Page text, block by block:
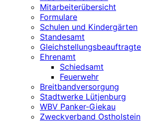
Mitarbeiterübersicht
Formulare
Schulen und Kindergärten
Standesamt
Gleichstellungsbeauftragte
Ehrenamt
Schiedsamt
Feuerwehr
Breitbandversorgung
Stadtwerke Lütjenburg
WBV Panker-Giekau
Zweckverband Ostholstein